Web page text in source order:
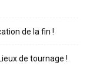
de la fin !
de tournage !